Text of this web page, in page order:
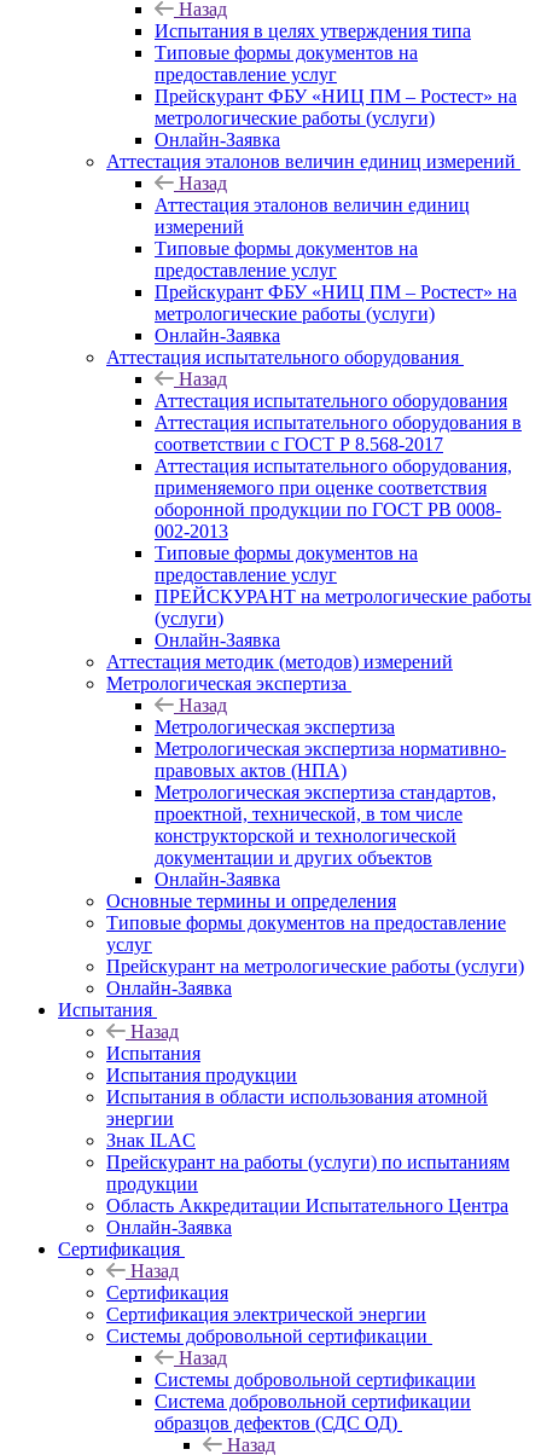
Назад
Испытания в целях утверждения типа
Типовые формы документов на
предоставление услуг
Прейскурант ФБУ «НИЦ ПМ – Ростест» на
метрологические работы (услуги)
Онлайн-Заявка
Аттестация эталонов величин единиц измерений
Назад
Аттестация эталонов величин единиц
измерений
Типовые формы документов на
предоставление услуг
Прейскурант ФБУ «НИЦ ПМ – Ростест» на
метрологические работы (услуги)
Онлайн-Заявка
Аттестация испытательного оборудования
Назад
Аттестация испытательного оборудования
Аттестация испытательного оборудования в
соответствии с ГОСТ Р 8.568-2017
Аттестация испытательного оборудования,
применяемого при оценке соответствия
оборонной продукции по ГОСТ РВ 0008-
002-2013
Типовые формы документов на
предоставление услуг
ПРЕЙСКУРАНТ на метрологические работы
(услуги)
Онлайн-Заявка
Аттестация методик (методов) измерений
Метрологическая экспертиза
Назад
Метрологическая экспертиза
Метрологическая экспертиза нормативно-
правовых актов (НПА)
Метрологическая экспертиза стандартов,
проектной, технической, в том числе
конструкторской и технологической
документации и других объектов
Онлайн-Заявка
Основные термины и определения
Типовые формы документов на предоставление
услуг
Прейскурант на метрологические работы (услуги)
Онлайн-Заявка
Испытания
Назад
Испытания
Испытания продукции
Испытания в области использования атомной
энергии
Знак ILAC
Прейскурант на работы (услуги) по испытаниям
продукции
Область Аккредитации Испытательного Центра
Онлайн-Заявка
Сертификация
Назад
Сертификация
Сертификация электрической энергии
Системы добровольной сертификации
Назад
Системы добровольной сертификации
Система добровольной сертификации
образцов дефектов (СДС ОД)
Назад